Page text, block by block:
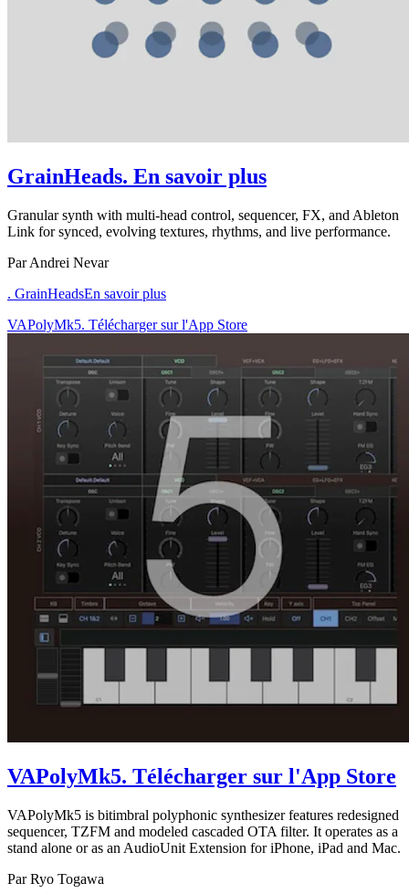
GrainHeads. En savoir plus
Granular synth with multi-head control, sequencer, FX, and Ableton
Link for synced, evolving textures, rhythms, and live performance.
Par Andrei Nevar
. GrainHeadsEn savoir plus
VAPolyMk5. Télécharger sur l'App Store
VAPolyMk5. Télécharger sur l'App Store
VAPolyMk5 is bitimbral polyphonic synthesizer features redesigned
sequencer, TZFM and modeled cascaded OTA filter. It operates as a
stand alone or as an AudioUnit Extension for iPhone, iPad and Mac.
Par Ryo Togawa